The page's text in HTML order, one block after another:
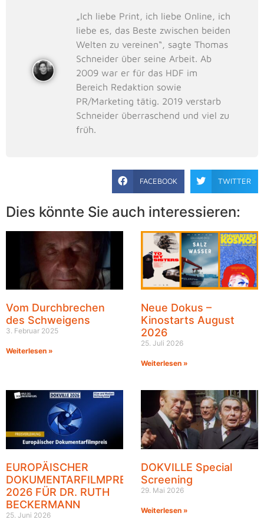
„Ich liebe Print, ich liebe Online, ich
liebe es, das Beste zwischen beiden
Welten zu vereinen“, sagte Thomas
Schneider über seine Arbeit. Ab
2009 war er für das HDF im
Bereich Redaktion sowie
PR/Marketing tätig. 2019 verstarb
Schneider überraschend und viel zu
früh.
FACEBOOK TWITTER
Dies könnte Sie auch interessieren:
Vom Durchbrechen
des Schweigens
3. Februar 2025
Weiterlesen »
Neue Dokus –
Kinostarts August
2026
25. Juli 2026
Weiterlesen »
EUROPÄISCHER
DOKUMENTARFILMPREIS
2026 FÜR DR. RUTH
BECKERMANN
25. Juni 2026
DOKVILLE Special
Screening
29. Mai 2026
Weiterlesen »